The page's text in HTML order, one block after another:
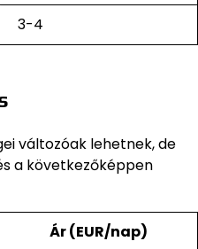
3-4
változóak lehetnek, de
a következőképpen
Ár (EUR/nap)